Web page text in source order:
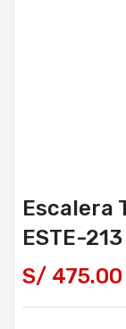
Escalera
ESTE-
S/ 475.00